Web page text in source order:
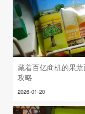
藏着百亿商机的果
攻略
2026-01-20